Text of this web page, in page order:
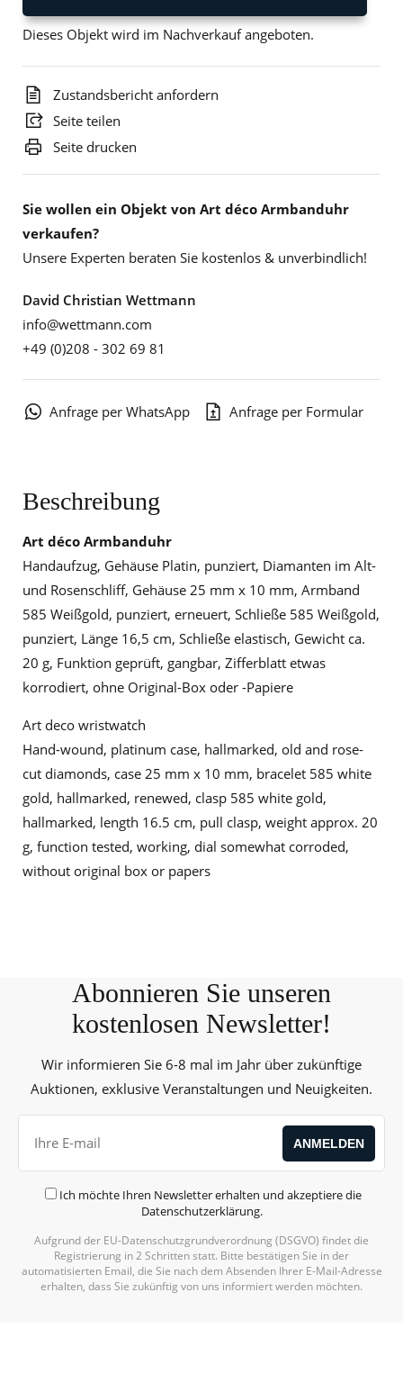
Dieses Objekt wird im Nachverkauf angeboten.
Zustandsbericht anfordern
Seite teilen
Seite drucken
Sie wollen ein Objekt von Art déco Armbanduhr
verkaufen?
Unsere Experten beraten Sie kostenlos & unverbindlich!
David Christian Wettmann
info@wettmann.com
+49 (0)208 - 302 69 81
Anfrage per WhatsApp Anfrage per Formular
Beschreibung
Art déco Armbanduhr
Handaufzug, Gehäuse Platin, punziert, Diamanten im Alt-
und Rosenschliff, Gehäuse 25 mm x 10 mm, Armband
585 Weißgold, punziert, erneuert, Schließe 585 Weißgold,
punziert, Länge 16,5 cm, Schließe elastisch, Gewicht ca.
20 g, Funktion geprüft, gangbar, Zifferblatt etwas
korrodiert, ohne Original-Box oder -Papiere
Art deco wristwatch
Hand-wound, platinum case, hallmarked, old and rose-
cut diamonds, case 25 mm x 10 mm, bracelet 585 white
gold, hallmarked, renewed, clasp 585 white gold,
hallmarked, length 16.5 cm, pull clasp, weight approx. 20
g, function tested, working, dial somewhat corroded,
without original box or papers
Abonnieren Sie unseren
kostenlosen Newsletter!
Wir informieren Sie 6-8 mal im Jahr über zukünftige
Auktionen, exklusive Veranstaltungen und Neuigkeiten.
Ich möchte Ihren Newsletter erhalten und akzeptiere die
Datenschutzerklärung.
Alternative:
Aufgrund der EU-Datenschutzgrundverordnung (DSGVO) findet die
Registrierung in 2 Schritten statt. Bitte bestätigen Sie in der
automatisierten Email, die Sie nach dem Absenden Ihrer E-Mail-Adresse
erhalten, dass Sie zukünftig von uns informiert werden möchten.